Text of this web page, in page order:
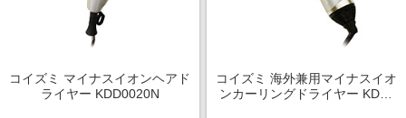
コイズミ マイナスイオンヘアド
ライヤー KDD0020N
コイズミ 海外兼用マイナスイオ
ンカーリングドライヤー KDD-